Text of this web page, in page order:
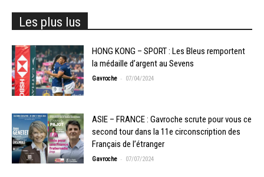
Les plus lus
HONG KONG – SPORT : Les Bleus remportent
la médaille d’argent au Sevens
Gavroche - 07/04/2024
ASIE – FRANCE : Gavroche scrute pour vous ce
second tour dans la 11e circonscription des
Français de l’étranger
Gavroche - 07/07/2024